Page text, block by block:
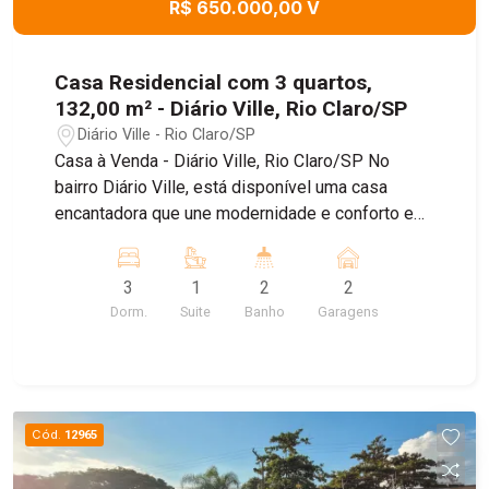
R$ 650.000,00 V
Casa Residencial com 3 quartos,
132,00 m² - Diário Ville, Rio Claro/SP
Diário Ville - Rio Claro/SP
Casa à Venda - Diário Ville, Rio Claro/SP No
bairro Diário Ville, está disponível uma casa
encantadora que une modernidade e conforto em
dois carros e uma sala integrada à cozinha em
conceito aberto, criando um ambiente amplo e
acolhedor para reunir a família e os amigos. São
e funcional. Essa casa foi pensada para quem
busca praticidade sem abrir mão da elegância,
em uma localização tranquila e valorizada da
3
Dorm.
1
Suite
2
Banho
2
Garagens
Cód. 12965